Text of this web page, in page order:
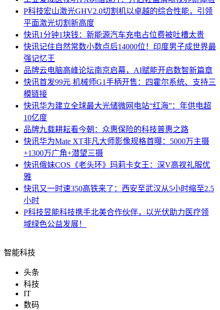
P科技宏山激光GHV2.0切割机以卓越的综合性能，引领
平面激光切割新高度
快讯1分钟1块钱：新能源汽车充电占位费被吐槽太贵
快讯记住自然常数小数点后14000位！印度男子成世界最
强记忆王
品牌云电脑高峰论坛南京启幕，AI赋能开启数智新篇章
快讯首发99元 机械师G1手柄开售：四霍尔系统、支持三
模链接
快讯华为建立全球最大光储微网电站“红海”：年供电超
10亿度
品牌九载耕耘看今朝：众惠保险的科技普惠之路
快讯华为Mate XT非凡大师影像规格首曝：5000万主摄
+1300万广角+潜望三摄
快讯俄妹COS《老头环》玛莉卡女王：深V高衩礼服优
雅
快讯又一时速350高铁来了：西安至武汉从5小时缩至2.5
小时
P科技昱能科技携手北美合作伙伴，以光伏助力医疗领
域绿色公益发展！
智能科技
头条
科技
IT
数码